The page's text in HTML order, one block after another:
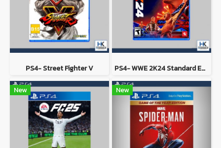
PS4- Street Fighter V PS4- WWE 2K24 Standard Edition
New New